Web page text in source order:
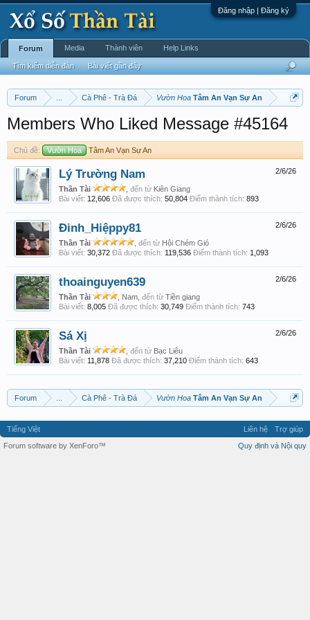
Đăng nhập | Đăng ký
Forum Cà Phê - Trà Đá Vườn Hoa Tâm An Vạn Sự An
Members Who Liked Message #45164
Chủ đề: Vườn Hoa Tâm An Vạn Sự An
2/6/26
Lý Trường Nam
Thần Tài đến từ Kiên Giang
Bài viết: 12,606 Đã được thích: 50,804 Điểm thành tích: 893
2/6/26
Đinh_Hiệppy81
Thần Tài đến từ Hội Chém Gió
Bài viết: 30,372 Đã được thích: 119,536 Điểm thành tích: 1,093
2/6/26
thoainguyen639
Thần Tài , Nam, đến từ Tiền giang
Bài viết: 8,005 Đã được thích: 30,749 Điểm thành tích: 743
2/6/26
Sá Xị
Thần Tài đến từ Bạc Liêu
Bài viết: 11,878 Đã được thích: 37,210 Điểm thành tích: 643
Forum Cà Phê - Trà Đá Vườn Hoa Tâm An Vạn Sự An
Forum
Tìm kiếm diễn đàn Bài viết gần đây
Media Thành viên Help Links
Tiếng Việt Liên hệ
Trợ giúp
Quy định và Nội quy
Forum software by XenForo™